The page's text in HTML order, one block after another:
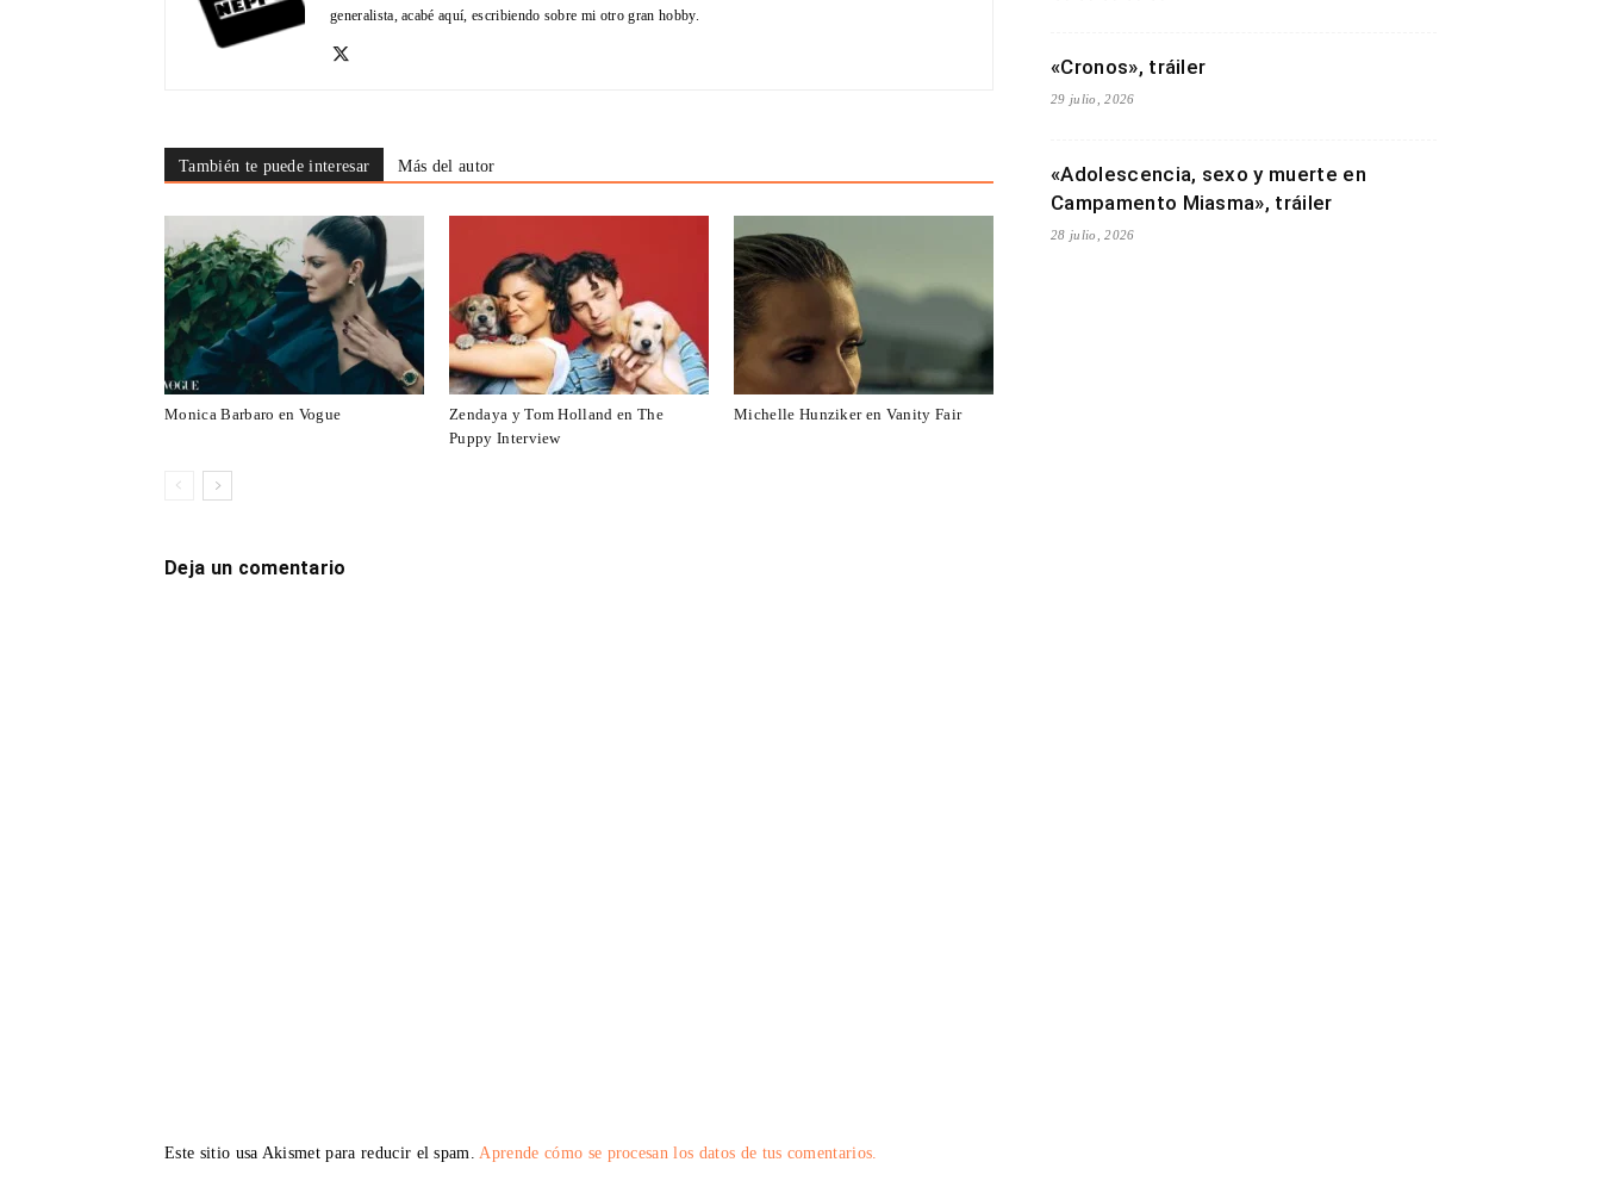
generalista, acabé aquí, escribiendo sobre mi otro gran hobby.
También te puede interesar Más del autor
Monica Barbaro en Vogue
Zendaya y Tom Holland en The
Puppy Interview
Michelle Hunziker en Vanity Fair
Deja un comentario
Este sitio usa Akismet para reducir el spam.Aprende cómo se procesan los datos de tus comentarios.
«Cronos», tráiler
29 julio, 2026
«Adolescencia, sexo y muerte en
Campamento Miasma», tráiler
28 julio, 2026